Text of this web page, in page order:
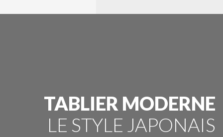
TABLIER MODERNE
LE STYLE JAPONAIS